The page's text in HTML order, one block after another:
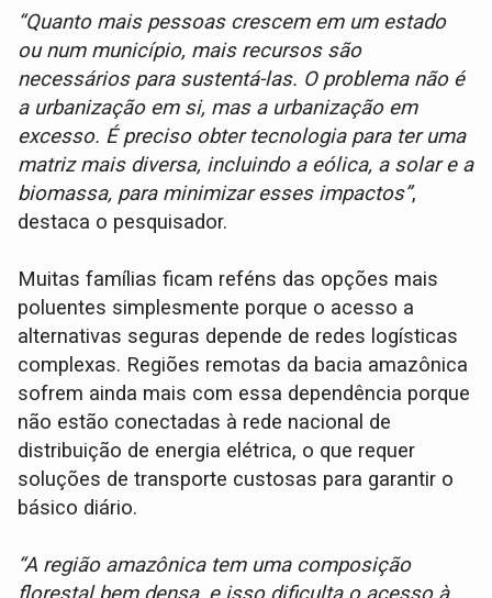
“Quanto mais pessoas crescem em um estado
ou num município, mais recursos são
necessários para sustentá-las. O problema não é
a urbanização em si, mas a urbanização em
excesso. É preciso obter tecnologia para ter uma
matriz mais diversa, incluindo a eólica, a solar e a
biomassa, para minimizar esses impactos”,
destaca o pesquisador.
Muitas famílias ficam reféns das opções mais
poluentes simplesmente porque o acesso a
alternativas seguras depende de redes logísticas
complexas. Regiões remotas da bacia amazônica
sofrem ainda mais com essa dependência porque
não estão conectadas à rede nacional de
distribuição de energia elétrica, o que requer
soluções de transporte custosas para garantir o
básico diário.
“A região amazônica tem uma composição